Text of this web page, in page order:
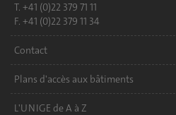
T. +41 (0)22 379 71 11
F. +41 (0)22 379 11 34
Contact
Plans d'accès aux bâtiments
L'UNIGE de A à Z